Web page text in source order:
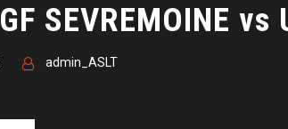
SEVREMOINE vs
admin_ASLT